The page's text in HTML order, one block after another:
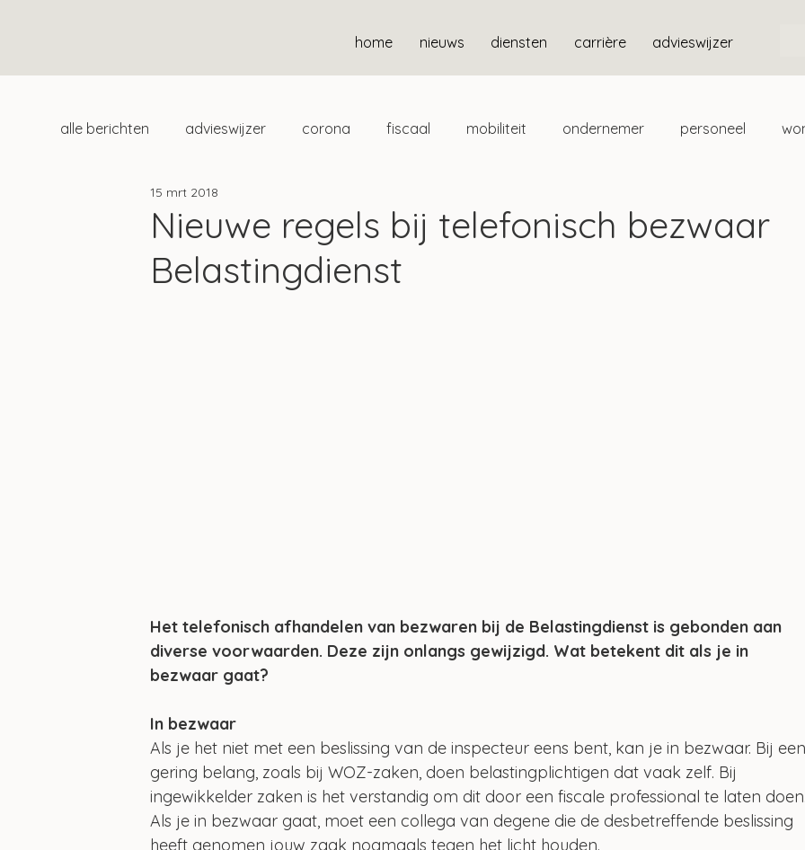
home nieuws diensten carrière advieswijzer
alle berichten advieswijzer corona fiscaal mobiliteit ondernemer personeel
duurzaam home
Nieuwe regels bij telefonisch bezwaar
Belastingdienst
15 mrt 2018
Het telefonisch afhandelen van bezwaren bij de Belastingdienst is gebonden aan
diverse voorwaarden. Deze zijn onlangs gewijzigd. Wat betekent dit als je in
bezwaar gaat?
In bezwaar
Als je het niet met een beslissing van de inspecteur eens bent, kan je in bezwaar. Bij
gering belang, zoals bij WOZ-zaken, doen belastingplichtigen dat vaak zelf. Bij
ingewikkelder zaken is het verstandig om dit door een fiscale professional te laten
Als je in bezwaar gaat, moet een collega van degene die de desbetreffende beslissing
heeft genomen jouw zaak nogmaals tegen het licht houden.